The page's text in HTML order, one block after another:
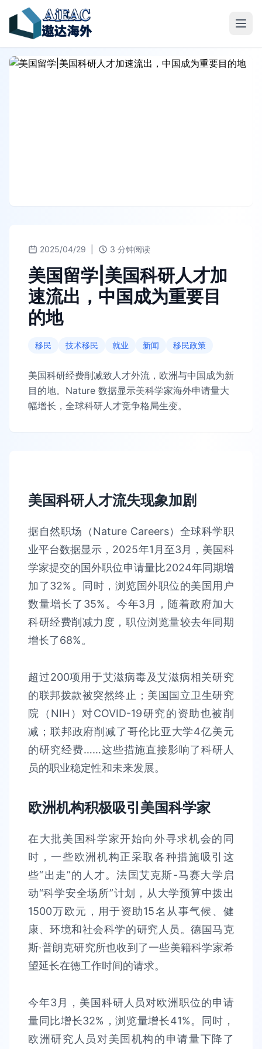
2025/04/29 3 分钟阅读
美国留学|美国科研人才加
速流出，中国成为重要目
的地
移民 技术移民 就业 新闻 移民政策
美国科研经费削减致人才外流，欧洲与中国成为新
目的地。Nature 数据显示美科学家海外申请量大
幅增长，全球科研人才竞争格局生变。
美国科研人才流失现象加剧
据自然职场（Nature Careers）全球科学职
业平台数据显示，2025年1月至3月，美国科
学家提交的国外职位申请量比2024年同期增
加了32%。同时，浏览国外职位的美国用户
数量增长了35%。今年3月，随着政府加大
科研经费削减力度，职位浏览量较去年同期
增长了68%。
超过200项用于艾滋病毒及艾滋病相关研究
的联邦拨款被突然终止；美国国立卫生研究
院（NIH）对COVID-19研究的资助也被削
减；联邦政府削减了哥伦比亚大学4亿美元
的研究经费……这些措施直接影响了科研人
员的职业稳定性和未来发展。
欧洲机构积极吸引美国科学家
在大批美国科学家开始向外寻求机会的同
时，一些欧洲机构正采取各种措施吸引这
些“出走”的人才。法国艾克斯-马赛大学启
动“科学安全场所”计划，从大学预算中拨出
1500万欧元，用于资助15名从事气候、健
康、环境和社会科学的研究人员。德国马克
斯·普朗克研究所也收到了一些美籍科学家希
望延长在德工作时间的请求。
今年3月，美国科研人员对欧洲职位的申请
量同比增长32%，浏览量增长41%。同时，
欧洲研究人员对美国机构的申请量下降了